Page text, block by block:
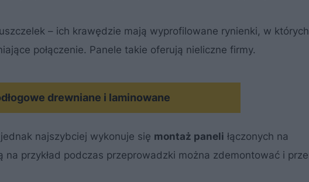
– ich krawędzie mają wyprofilowane rynienki, w których
połączenie. Panele takie oferują nieliczne firmy.
drewniane i laminowane
najszybciej wykonuje się montaż paneli łączonych na
przykład podczas przeprowadzki można zdemontować i